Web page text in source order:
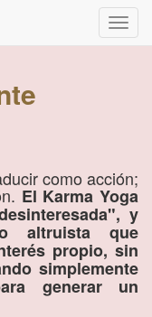
como acción;
El Karma Yoga
y
altruista que
propio, sin
simplemente
generar un